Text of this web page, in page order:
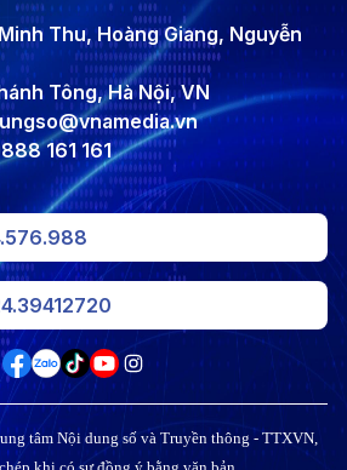
Thu, Hoàng Giang, Nguyễn
Tông, Hà Nội, VN
161 161
tâm Nội dung số và Truyền thông - TTXVN,